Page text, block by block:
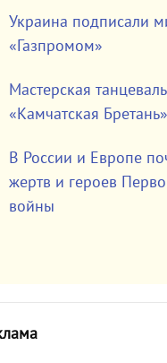
Украина подписали
«Газпромом»
Мастерская
«Камчатская Бретань»
В России и Европе
жертв и героев
войны